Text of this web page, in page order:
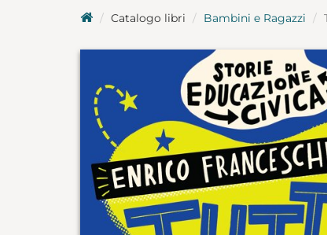
Catalogo libri Bambini e Ragazzi